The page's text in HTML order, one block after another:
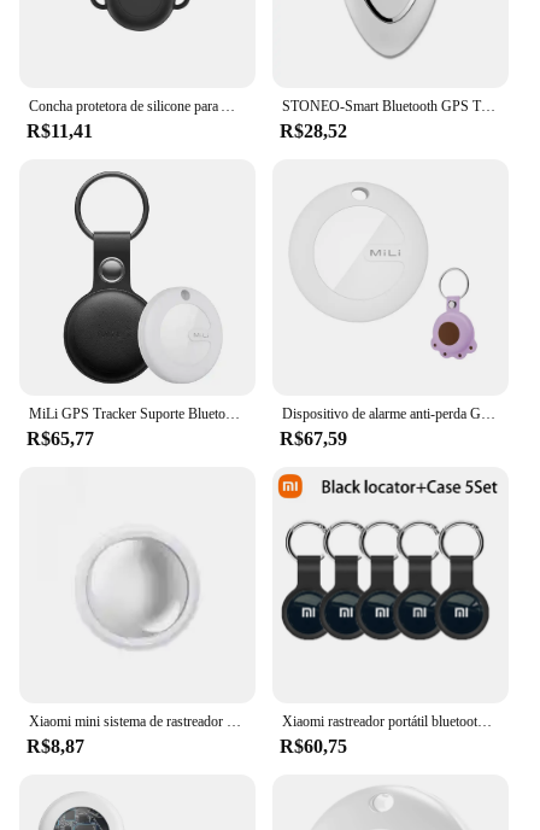
R$11,41
STONEO-Smart Bluetooth GPS Tracker, Dispositivo Anti-Perdido para Chaves, Animais de Estimação, Idosos, Crianças, Compatível com Apple Find,
R$28,52
R$65,77
Dispositivo de alarme anti-perda GPS para crianças e idosos, mini GPS Locato com estojo de couro bonito dos desenhos animados, vários tipos de animais de estimação, 120m
R$67,59
R$8,87
Xiaomi rastreador portátil bluetooth4.0 tag mini rastreador gps localizador inteligente chave anti-perdido dispositivo localizador crianças gato animais de estimação localizador
R$60,75